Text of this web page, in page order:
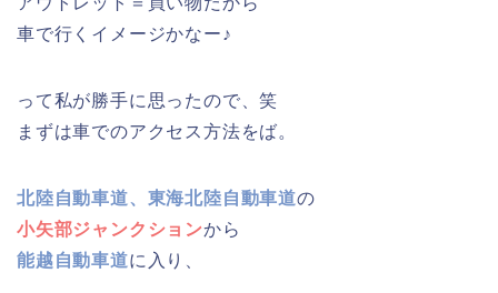
車で行くイメージかなー♪
って私が勝手に思ったので、笑
まずは車でのアクセス方法をば。
北陸自動車道、東海北陸自動車道の
小矢部ジャンクションから
能越自動車道に入り、